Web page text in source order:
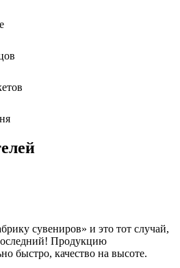
сувениров» и это тот случай,
Продукцию
быстро, качество на высоте.